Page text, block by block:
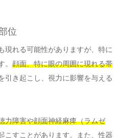
位
現れる可能性がありますが、特に
。 顔面、特に眼の周囲に現れる帯
引き起こし、視力に影響を与える
力障害や顔面神経麻痺（ラムゼ
こすことがあります。また、性器